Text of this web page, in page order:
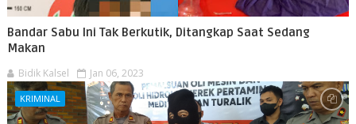
Bandar Sabu Ini Tak Berkutik, Ditangkap Saat Sedang
Makan
Bidik Kalsel Jan 06, 2023
KRIMINAL